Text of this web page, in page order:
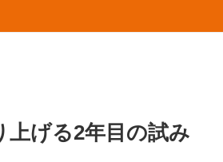
上げる2年目の試み